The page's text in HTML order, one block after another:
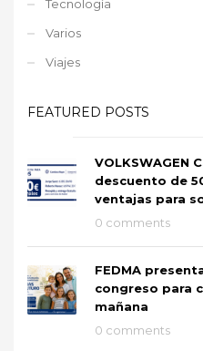
Tecnología
Varios
Viajes
FEATURED POSTS
VOLKSWAGEN
descuento de
ventajas para
0 comments
FEDMA
congreso para
mañana
0 comments